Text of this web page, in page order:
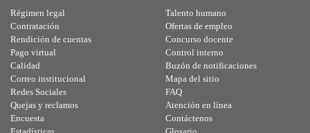
Régimen legal
Contratación
Rendición de cuentas
Pago virtual
Calidad
Talento humano
Ofertas de empleo
Concurso docente
Control interno
Buzón de notificaciones
Correo institucional
Redes Sociales
Quejas y reclamos
Encuesta
Mapa del sitio
FAQ
Atención en línea
Contáctenos